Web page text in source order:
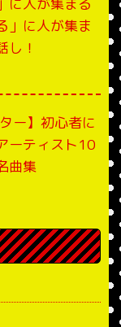
」に人が集ま
し！
ー】初心者に
ーティスト10
曲集